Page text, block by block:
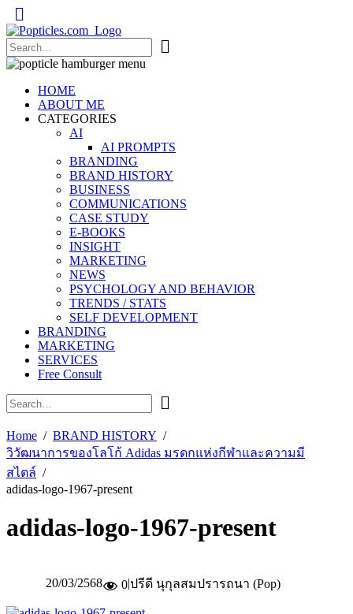
Popticles.com
HOME
ABOUT ME
CATEGORIES
AI
AI PROMPTS
BRANDING
BRAND HISTORY
BUSINESS
COMMUNICATIONS
CASE STUDY
E-BOOKS
INSIGHT
MARKETING
NEWS
PSYCHOLOGY AND BEHAVIOR
TRENDS / STATS
SELF DEVELOPMENT
BRANDING
MARKETING
SERVICES
Free Consult
Home
BRAND HISTORY
วิวัฒนาการของโลโก้ Adidas มรดกแห่งกีฬาและความมี
สไตล์
adidas-logo-1967-present
adidas-logo-1967-present
20/03/2568 0|ปรีดี นุกุลสมปรารถนา (Pop)